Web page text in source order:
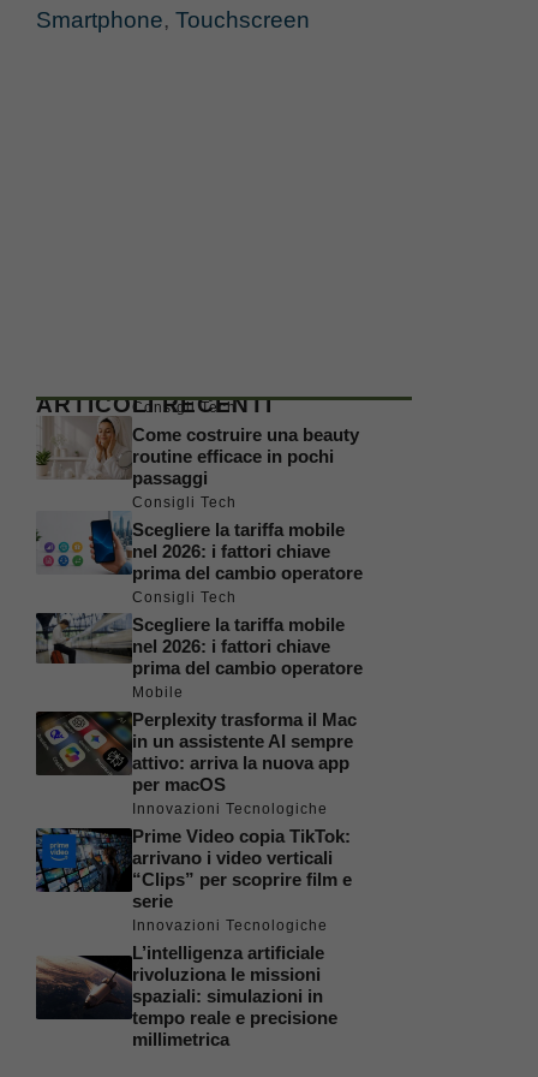
Smartphone, Touchscreen
ARTICOLI RECENTI
Consigli Tech
Come costruire una beauty
routine efficace in pochi
passaggi
Consigli Tech
Scegliere la tariffa mobile
nel 2026: i fattori chiave
prima del cambio operatore
Consigli Tech
Scegliere la tariffa mobile
nel 2026: i fattori chiave
prima del cambio operatore
Mobile
Perplexity trasforma il Mac
in un assistente AI sempre
attivo: arriva la nuova app
per macOS
Innovazioni Tecnologiche
Prime Video copia TikTok:
arrivano i video verticali
“Clips” per scoprire film e
serie
Innovazioni Tecnologiche
L’intelligenza artificiale
rivoluziona le missioni
spaziali: simulazioni in
tempo reale e precisione
millimetrica